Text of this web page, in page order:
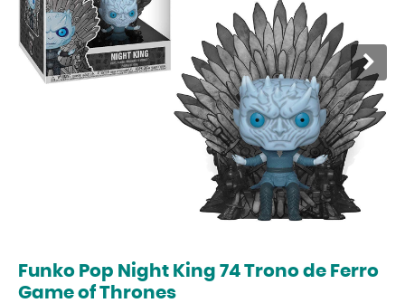
Funko Pop Night King 74 Trono de Ferro
Game of Thrones